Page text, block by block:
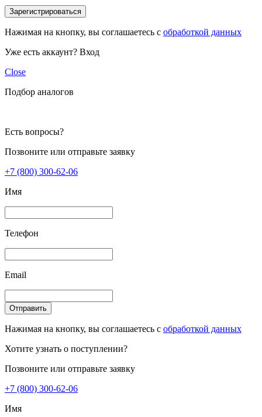
Зарегистрироваться
Нажимая на кнопку, вы соглашаетесь с обработкой данных
Уже есть аккаунт? Вход
Close
Подбор аналогов
Есть вопросы?
Позвоните или отправьте заявку
+7 (800) 300-62-06
Имя
Телефон
Email
Отправить
Нажимая на кнопку, вы соглашаетесь с обработкой данных
Хотите узнать о поступлении?
Позвоните или отправьте заявку
+7 (800) 300-62-06
Имя